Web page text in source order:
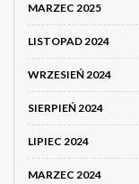
MARZEC 2025
LISTOPAD 2024
WRZESIEŃ 2024
SIERPIEŃ 2024
LIPIEC 2024
MARZEC 2024